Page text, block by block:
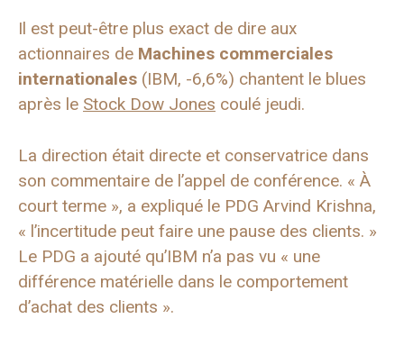
Il est peut-être plus exact de dire aux
actionnaires de Machines commerciales
internationales (IBM, -6,6%) chantent le blues
après le Stock Dow Jones coulé jeudi.
La direction était directe et conservatrice dans
son commentaire de l’appel de conférence. « À
court terme », a expliqué le PDG Arvind Krishna,
« l’incertitude peut faire une pause des clients. »
Le PDG a ajouté qu’IBM n’a pas vu « une
différence matérielle dans le comportement
d’achat des clients ».